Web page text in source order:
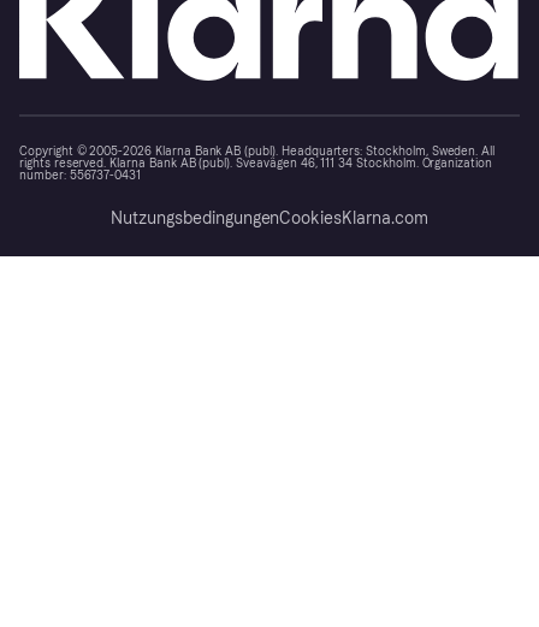
Copyright © 2005-2026 Klarna Bank AB (publ). Headquarters: Stockholm, Sweden. All
rights reserved. Klarna Bank AB (publ). Sveavägen 46, 111 34 Stockholm. Organization
number: 556737-0431
NutzungsbedingungenCookiesKlarna.com